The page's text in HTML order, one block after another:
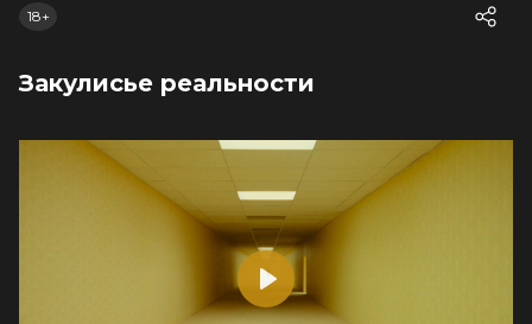
Закулисье реальности
18+
Play